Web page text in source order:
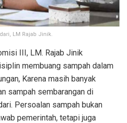
LM Rajab Jinik.
III, LM. Rajab Jinik
membuang sampah dalam
Karena masih banyak
sampah sembarangan di
Persoalan sampah bukan
pemerintah, tetapi juga